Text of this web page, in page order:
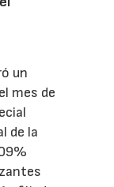
un
mes de
de la